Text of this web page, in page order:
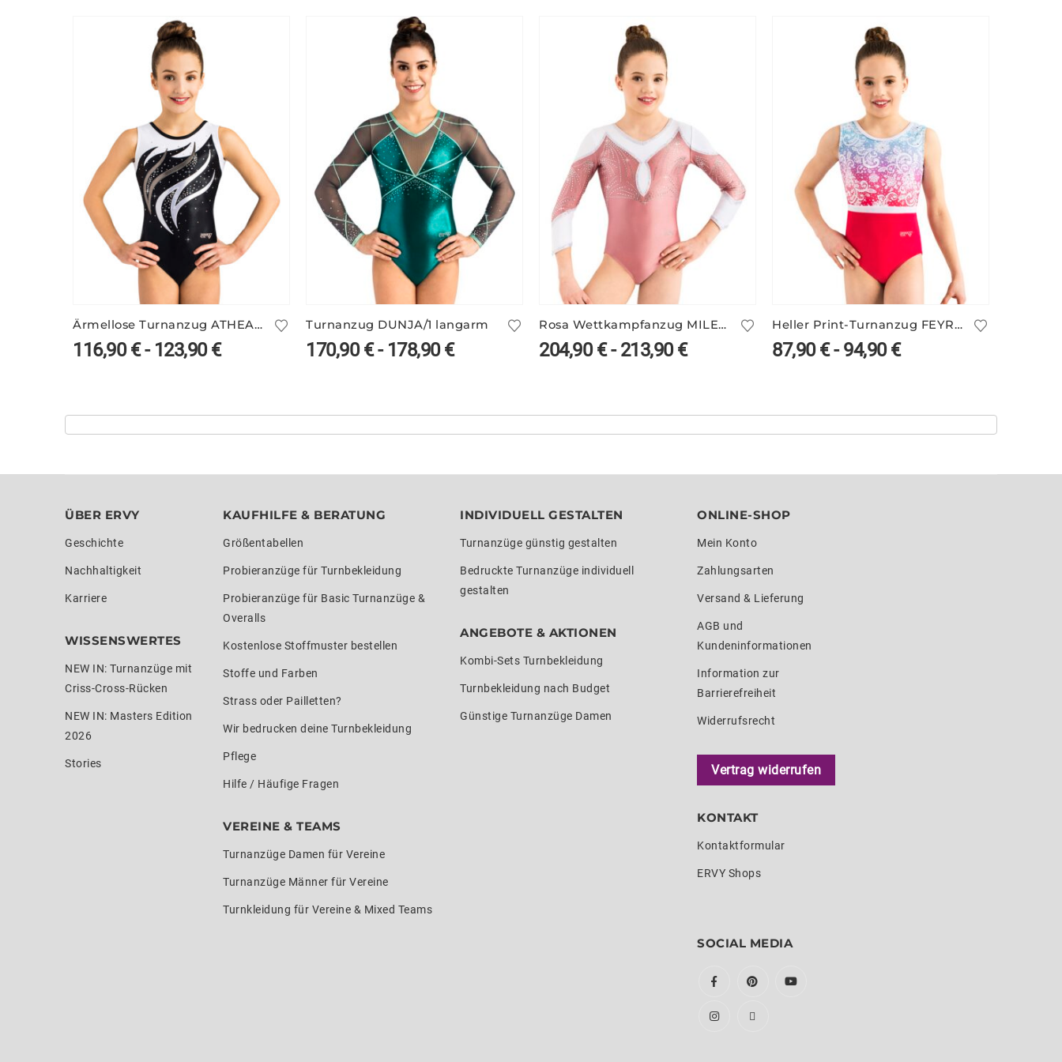
Ärmellose Turnanzug ATHEA/5 – schwarz/weiß
116,90€- 123,90€
Turnanzug DUNJA/1 langarm
170,90€- 178,90€
Rosa Wettkampfanzug MILENA/2
204,90€-213,90€
Heller Print-Turnanzug FEYRA/2
87,90€-94,90€
ÜBER ERVY
Geschichte
Nachhaltigkeit
Karriere
WISSENSWERTES
NEW IN: Turnanzüge mit
Criss-Cross-Rücken
NEW IN: Masters Edition
2026
Stories
KAUFHILFE & BERATUNG
Größentabellen
Probieranzüge für Turnbekleidung
Probieranzüge für Basic Turnanzüge &
Overalls
Kostenlose Stoffmuster bestellen
Stoffe und Farben
Strass oder Pailletten?
Wir bedrucken deine Turnbekleidung
Pflege
Hilfe / Häufige Fragen
VEREINE & TEAMS
Turnanzüge Damen für Vereine
Turnanzüge Männer für Vereine
Turnkleidung für Vereine & Mixed Teams
INDIVIDUELL GESTALTEN
Turnanzüge günstig gestalten
Bedruckte Turnanzüge individuell
gestalten
ANGEBOTE & AKTIONEN
Kombi-Sets Turnbekleidung
Turnbekleidung nach Budget
Günstige Turnanzüge Damen
ONLINE-SHOP
Mein Konto
Zahlungsarten
Versand & Lieferung
AGB und
Kundeninformationen
Information zur
Barrierefreiheit
Widerrufsrecht
Vertrag widerrufen
KONTAKT
Kontaktformular
ERVY Shops
SOCIAL MEDIA